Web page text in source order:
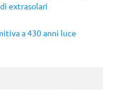
extrasolari
a 430 anni luce